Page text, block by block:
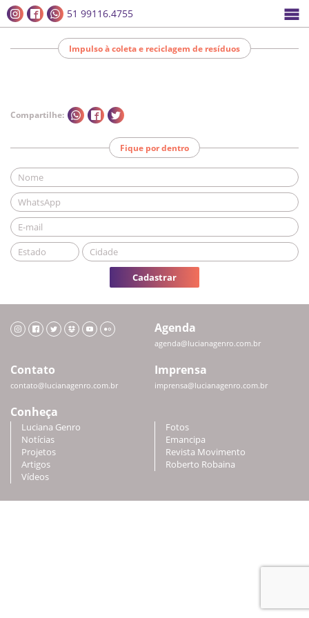
51 99116.4755
Impulso à coleta e reciclagem de resíduos
Compartilhe:
Fique por dentro
Cadastrar
Agenda
agenda@lucianagenro.com.br
Contato
contato@lucianagenro.com.br
Imprensa
imprensa@lucianagenro.com.br
Conheça
Luciana Genro
Notícias
Projetos
Artigos
Vídeos
Fotos
Emancipa
Revista Movimento
Roberto Robaina